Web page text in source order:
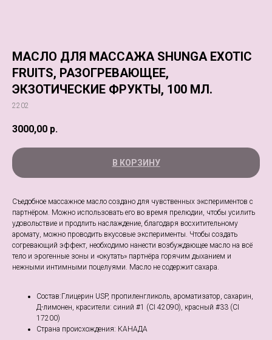
МАСЛО ДЛЯ МАССАЖА SHUNGA EXOTIC
FRUITS, РАЗОГРЕВАЮЩЕЕ,
ЭКЗОТИЧЕСКИЕ ФРУКТЫ, 100 МЛ.
2202
3000,00 р.
В КОРЗИНУ
Съедобное массажное масло создано для чувственных экспериментов с
партнёром. Можно использовать его во время прелюдии, чтобы усилить
удовольствие и продлить наслаждение, благодаря восхитительному
аромату, можно проводить вкусовые эксперименты. Чтобы создать
согревающий эффект, необходимо нанести возбуждающее масло на всё
тело и эрогенные зоны и «окутать» партнёра горячим дыханием и
нежными интимными поцелуями. Масло не содержит сахара.
Состав:Глицерин USP, пропиленгликоль, ароматизатор, сахарин,
Д-лимонен, красители: синий #1 (CI 42090), красный #33 (CI
17200)
Страна происхождения: КАНАДА